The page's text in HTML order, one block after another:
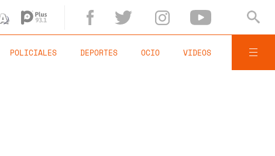
POLICIALES DEPORTES OCIO VIDEOS